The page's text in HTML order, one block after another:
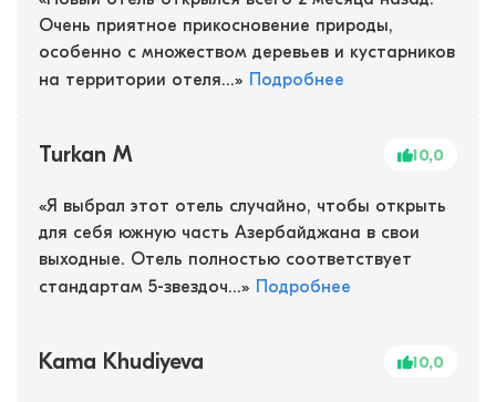
Очень приятное прикосновение природы,
особенно с множеством деревьев и кустарников
на территории отеля...» Подробнее
Turkan M 10,0
«Я выбрал этот отель случайно, чтобы открыть
для себя южную часть Азербайджана в свои
выходные. Отель полностью соответствует
стандартам 5-звездоч...» Подробнее
Kama Khudiyeva 10,0